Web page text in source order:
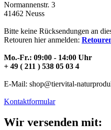
Normannenstr. 3
41462 Neuss
Bitte keine Rücksendungen an
Retouren hier anmelden:
Mo.-Fr.: 09:00 - 14:00 Uhr
+ 49 ( 211 ) 538 05 03 4
E-Mail: shop@tiervital-
Kontaktformular
Wir versenden mit: